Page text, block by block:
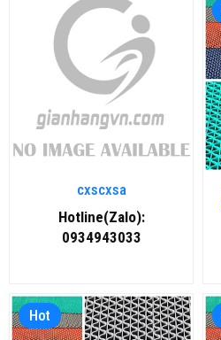
cxscxsa
Hotline(Zalo):
0934943033
Hot